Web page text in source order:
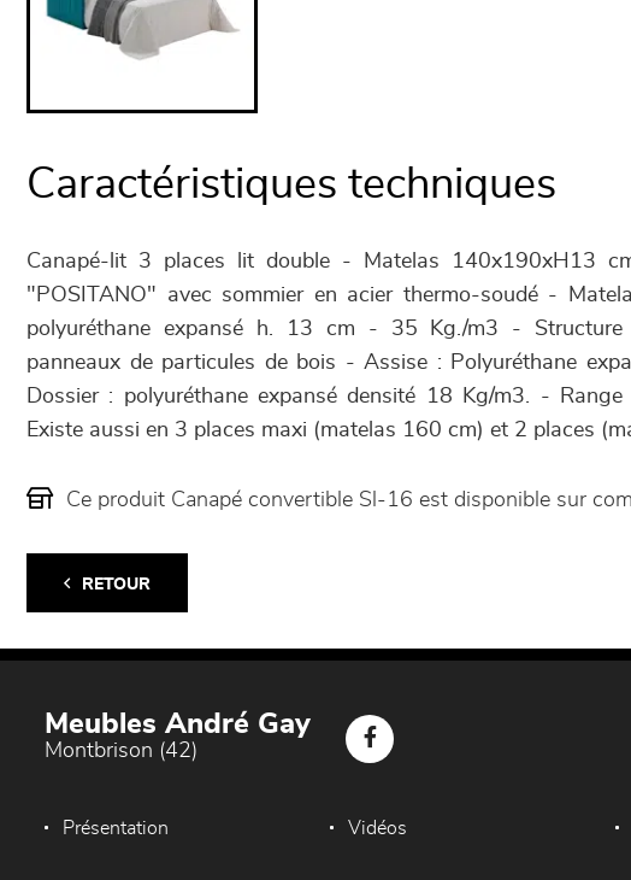
Caractéristiques techniques
Canapé-lit 3 places lit double - Matelas 140x190xH13
"POSITANO" avec sommier en acier thermo-soudé -
polyuréthane expansé h. 13 cm - 35 Kg./m3 -
panneaux de particules de bois - Assise : Polyuréthane
Dossier : polyuréthane expansé densité 18 Kg/m3. -
Existe aussi en 3 places maxi (matelas 160 cm) et 2 places
Ce produit Canapé convertible Sl-16 est disponible sur
RETOUR
Meubles André Gay
Montbrison (42)
Présentation Vidéos